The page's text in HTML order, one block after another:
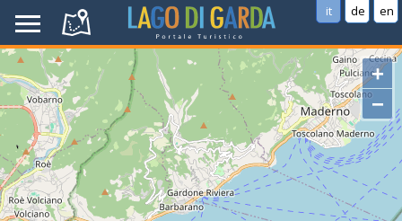
it de en
+
−